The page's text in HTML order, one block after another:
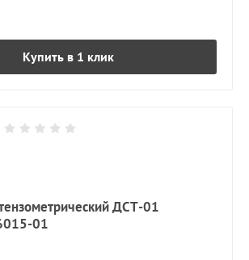
Купить в 1 клик
ДСТ-01
01